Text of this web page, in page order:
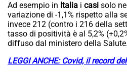
Ad esempio in Italia i casi solo
variazione di -1,1% rispetto alla
invece 212 (contro i 216 della
tasso di positività è al 5,2%
diffuso dal ministero della Salute.
LEGGI ANCHE: Covid, il record